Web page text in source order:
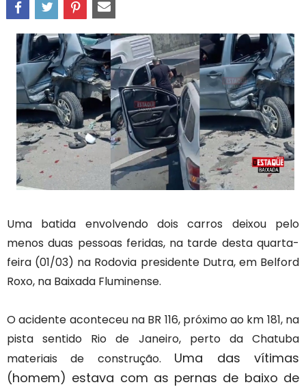
Uma batida envolvendo dois carros deixou pelo
menos duas pessoas feridas, na tarde desta quarta-
feira (01/03) na Rodovia presidente Dutra, em Belford
Roxo, na Baixada Fluminense.
O acidente aconteceu na BR 116, próximo ao km 181, na
pista sentido Rio de Janeiro, perto da Chatuba
materiais de construção. Uma das vítimas
(homem) estava com as pernas de baixo de